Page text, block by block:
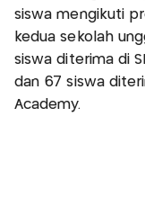
siswa mengikuti
kedua sekolah
siswa diterima di
dan 67 siswa
Academy.